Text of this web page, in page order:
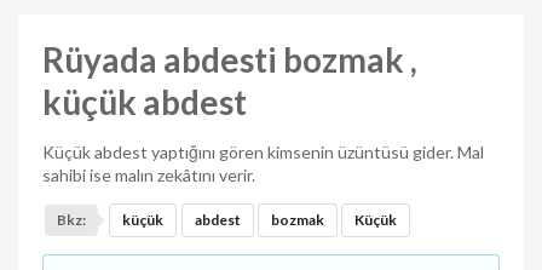
Rüyada abdesti bozmak ,
küçük abdest
Küçük abdest yaptığını gören kimsenin üzüntüsü gider. Mal
sahibi ise malın zekâtını verir.
Bkz: küçük abdest bozmak Küçük